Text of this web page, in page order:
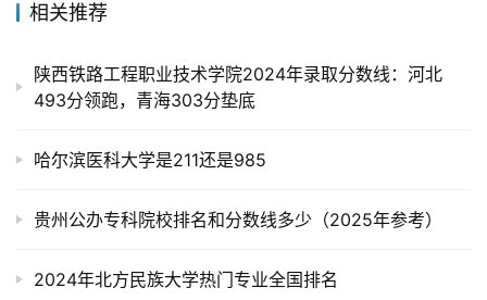
相关推荐
陕西铁路工程职业技术学院2024年录取分数线：河北
493分领跑，青海303分垫底
哈尔滨医科大学是211还是985
贵州公办专科院校排名和分数线多少（2025年参考）
2024年北方民族大学热门专业全国排名